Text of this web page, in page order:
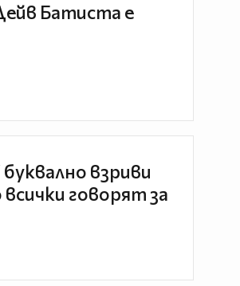
Батиста е
взриви
говорят за